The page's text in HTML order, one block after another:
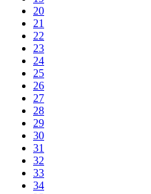
20
21
22
23
24
25
26
27
28
29
30
31
32
33
34